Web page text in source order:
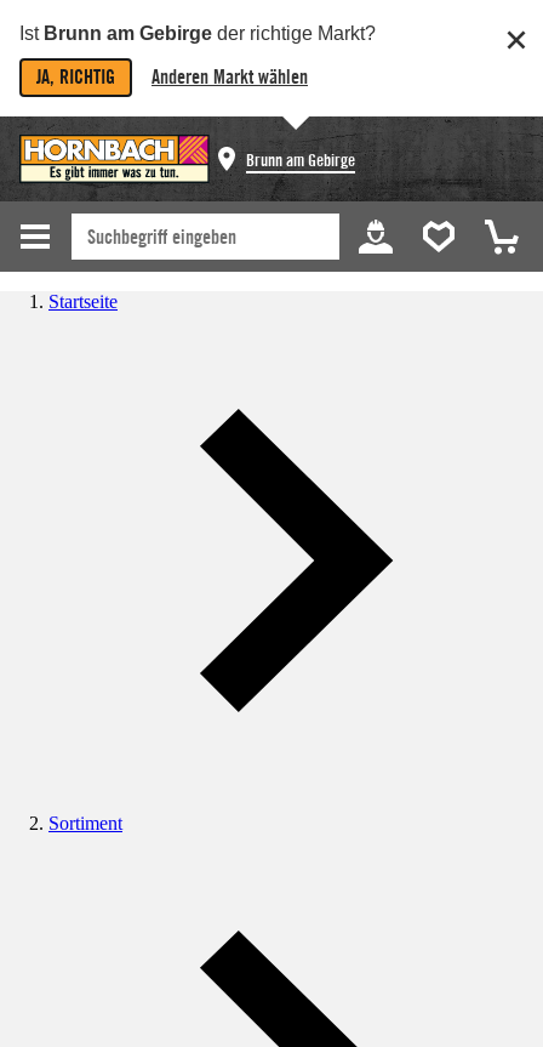
Ist Brunn am Gebirge der richtige Markt?
JA, RICHTIG Anderen Markt wählen
Brunn am Gebirge
Startseite
Sortiment